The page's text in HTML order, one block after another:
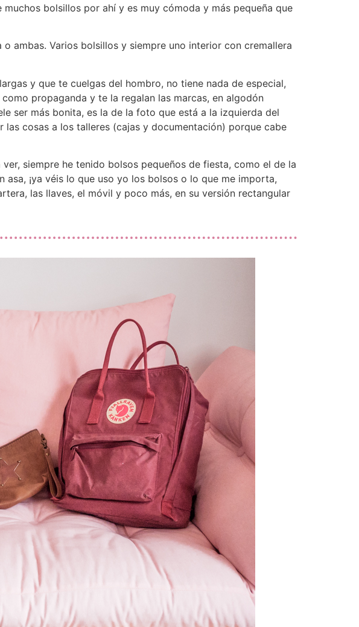
bolsillos por ahí y es muy cómoda y más pequeña que
ambas. Varios bolsillos y siempre uno interior con cremallera
y que te cuelgas del hombro, no tiene nada de especial,
propaganda y te la regalan las marcas, en algodón
ser más bonita, es la de la foto que está a la izquierda del
cosas a los talleres (cajas y documentación) porque cabe
siempre he tenido bolsos pequeños de fiesta, como el de la
¡ya véis lo que uso yo los bolsos o lo que me importa,
las llaves, el móvil y poco más, en su versión rectangular